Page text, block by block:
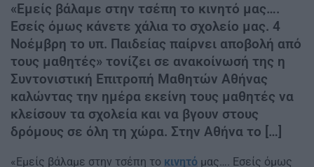
«Εμείς βάλαμε στην τσέπη το κινητό μας….
Εσείς όμως κάνετε χάλια το σχολείο μας. 4
Νοέμβρη το υπ. Παιδείας παίρνει αποβολή από
τους μαθητές» τονίζει σε ανακοίνωσή της η
Συντονιστική Επιτροπή Μαθητών Αθήνας
καλώντας την ημέρα εκείνη τους μαθητές να
κλείσουν τα σχολεία και να βγουν στους
δρόμους σε όλη τη χώρα. Στην Αθήνα το […]
«Εμείς βάλαμε στην τσέπη το κινητό μας…. Εσείς όμως